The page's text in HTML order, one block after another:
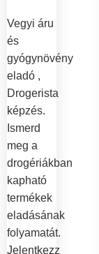
Vegyi áru
és
gyógynövény
eladó ,
Drogerista
képzés.
Ismerd
meg a
drogériákban
kapható
termékek
eladásának
folyamatát.
Jelentkezz